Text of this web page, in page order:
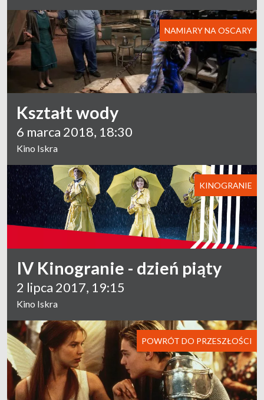
Kształt wody
6 marca 2018, 18:30
Kino Iskra
NAMIARY NA OSCARY
IV Kinogranie - dzień piąty
2 lipca 2017, 19:15
Kino Iskra
KINOGRANIE
POWRÓT DO PRZESZŁOŚCI